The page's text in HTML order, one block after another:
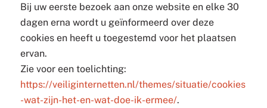
Bij uw eerste bezoek aan onze website en elke 30
dagen erna wordt u geïnformeerd over deze
cookies en heeft u toegestemd voor het plaatsen
ervan.
Zie voor een toelichting:
https://veiliginternetten.nl/themes/situatie/cookies
-wat-zijn-het-en-wat-doe-ik-ermee/.